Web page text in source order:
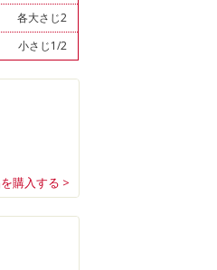
各大さじ2
小さじ1/2
購入する >